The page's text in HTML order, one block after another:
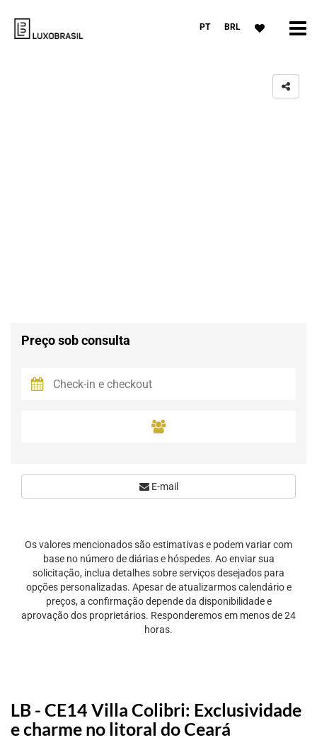
PT BRL
LB - CE14 Villa Colibri: Exclusividade
e charme no litoral do Ceará
Preço sob consulta
E-mail
Os valores mencionados são estimativas e podem variar com
base no número de diárias e hóspedes. Ao enviar sua
solicitação, inclua detalhes sobre serviços desejados para
opções personalizadas. Apesar de atualizarmos calendário e
preços, a confirmação depende da disponibilidade e
aprovação dos proprietários. Responderemos em menos de 24
horas.